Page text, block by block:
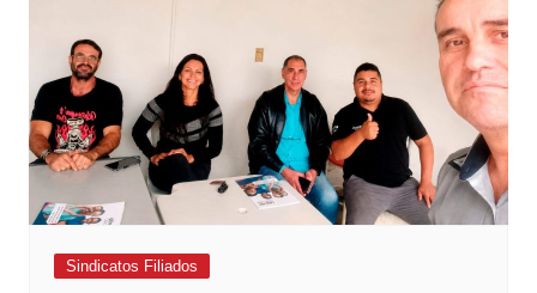
Sindicatos Filiados